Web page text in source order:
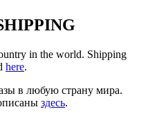
in the world. Shipping
here.
в любую страну мира.
здесь.